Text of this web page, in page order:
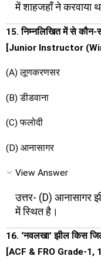
में शाहजहाँ ने करवाया
15. निम्नलिखित में से कौन-
[Junior Instructor
(A) लूणकरणसर
(B) डीडवाना
(C) फलोदी
(D) आनासागर
View Answer
उत्तर- (D) आनासागर
में स्थित है।
16. ‘नवलखा’ झील किस
[ACF & FRO Grade-1,